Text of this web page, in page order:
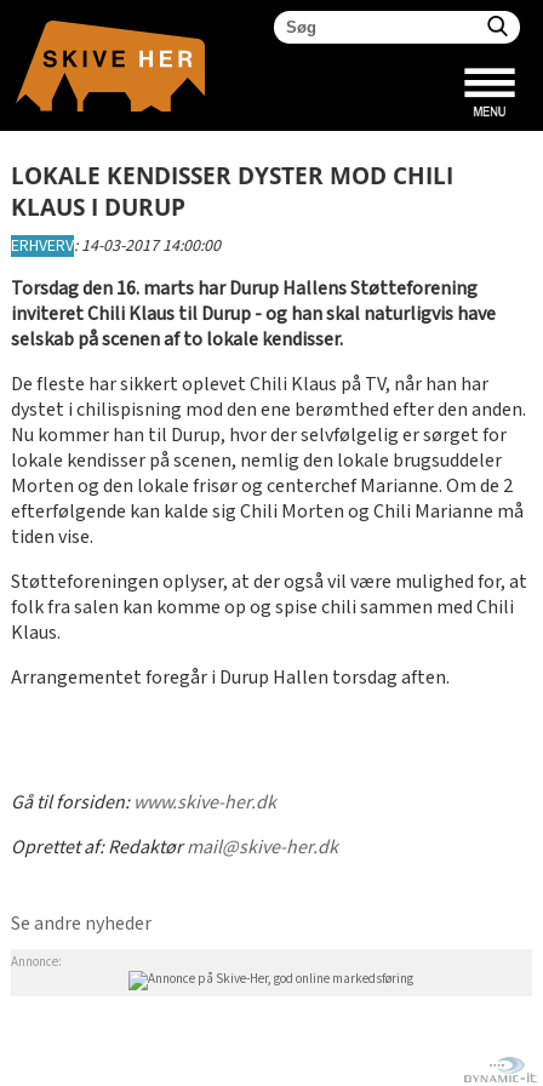
LOKALE KENDISSER DYSTER MOD CHILI
KLAUS I DURUP
ERHVERV:14-03-2017 14:00:00
Torsdag den 16. marts har Durup Hallens Støtteforening
inviteret Chili Klaus til Durup - og han skal naturligvis have
selskab på scenen af to lokale kendisser.
De fleste har sikkert oplevet Chili Klaus på TV, når han har
dystet i chilispisning mod den ene berømthed efter den anden.
Nu kommer han til Durup, hvor der selvfølgelig er sørget for
lokale kendisser på scenen, nemlig den lokale brugsuddeler
Morten og den lokale frisør og centerchef Marianne. Om de 2
efterfølgende kan kalde sig Chili Morten og Chili Marianne må
tiden vise.
Støtteforeningen oplyser, at der også vil være mulighed for, at
folk fra salen kan komme op og spise chili sammen med Chili
Klaus.
Arrangementet foregår i Durup Hallen torsdag aften.
Gå til forsiden:www.skive-her.dk
Oprettet af:Redaktørmail@skive-her.dk
Se andre nyheder
Annonce: